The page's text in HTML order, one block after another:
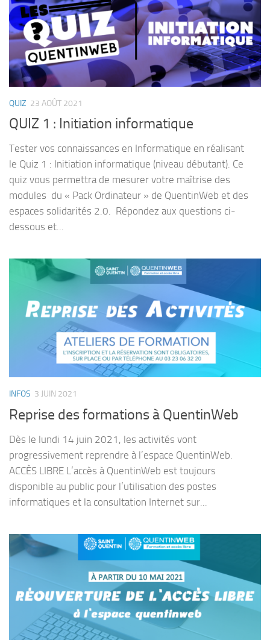
QUIZ 23 AOÛT 2021
QUIZ 1 : Initiation informatique
Tester vos connaissances en Informatique en réalisant
le Quiz 1 : Initiation informatique (niveau débutant). Ce
quiz vous permettra de mesurer votre maîtrise des
modules du « Pack Ordinateur » de QuentinWeb et des
espaces solidarités 2.0. Répondez aux questions ci-
dessous et...
INFOS 3 JUIN 2021
Reprise des formations à QuentinWeb
Dès le lundi 14 juin 2021, les activités vont
progressivement reprendre à l’espace QuentinWeb.
ACCÈS LIBRE L’accès à QuentinWeb est toujours
disponible au public pour l’utilisation des postes
informatiques et la consultation Internet sur...